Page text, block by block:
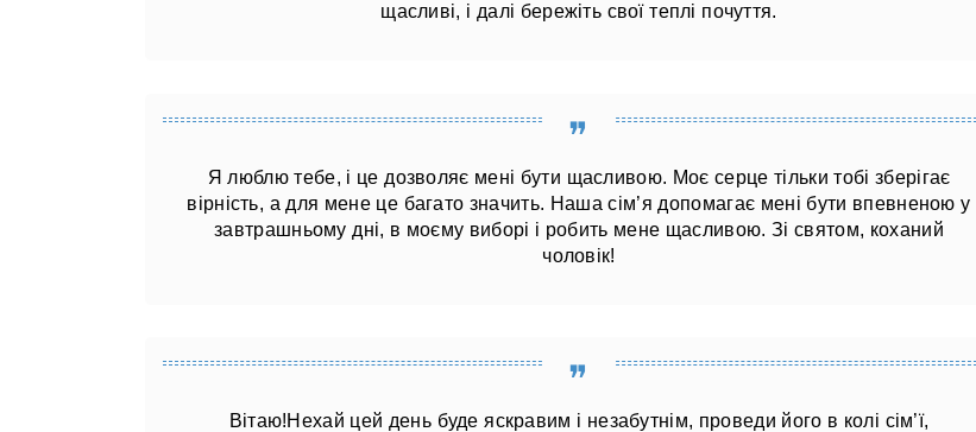
щасливі, і далі бережіть свої теплі почуття.
Я люблю тебе, і це дозволяє мені бути щасливою. Моє серце тільки тобі зберігає
вірність, а для мене це багато значить. Наша сім’я допомагає мені бути впевненою у
завтрашньому дні, в моєму виборі і робить мене щасливою. Зі святом, коханий
чоловік!
Вітаю!Нехай цей день буде яскравим і незабутнім, проведи його в колі сім’ї,